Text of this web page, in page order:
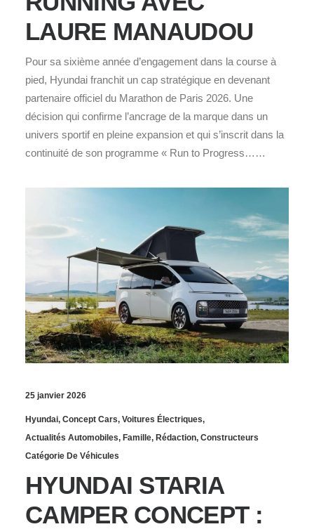
LAURE MANAUDOU
Pour sa sixième année d’engagement dans la course à
pied, Hyundai franchit un cap stratégique en devenant
partenaire officiel du Marathon de Paris 2026. Une
décision qui confirme l’ancrage de la marque dans un
univers sportif en pleine expansion et qui s’inscrit dans la
continuité de son programme « Run to Progress……
25 janvier 2026
Hyundai, Concept Cars, Voitures Électriques,
Actualités Automobiles, Famille, Rédaction, Constructeurs
Catégorie De Véhicules
HYUNDAI STARIA
CAMPER CONCEPT :